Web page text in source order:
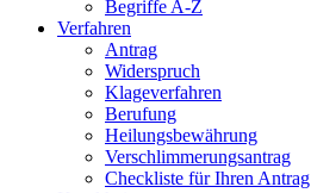
Begriffe A-Z
Verfahren
Antrag
Widerspruch
Klageverfahren
Berufung
Heilungsbewährung
Verschlimmerungsantrag
Checkliste für Ihren Antrag